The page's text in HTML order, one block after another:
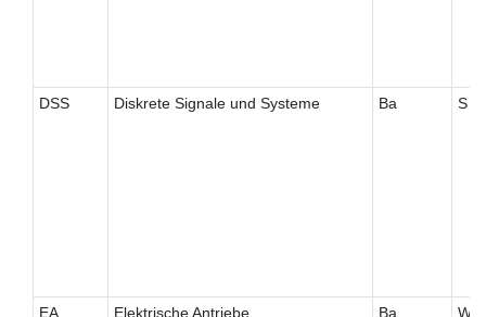
DSS Diskrete Signale und Systeme Ba S
EA Elektrische Antriebe Ba W